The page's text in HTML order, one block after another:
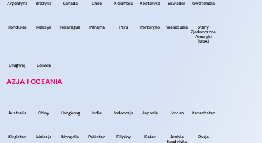
Argentyna Brazylia Kanada Chile Kolumbia Kostaryka Ekwador Gwatemala
Honduras Meksyk Nikaragua Panama Peru Portoryko Wenezuela
Stany
Zjednoczone
Ameryki
(USA)
Urugwaj Boliwia
AZJA I OCEANIA
Australia Chiny Hongkong Indie Indonezja Japonia Jordan Kazachstan
Kirgistan Malezja Mongolia Pakistan Filipiny Katar
Arabia
Saudyjska
Rosja